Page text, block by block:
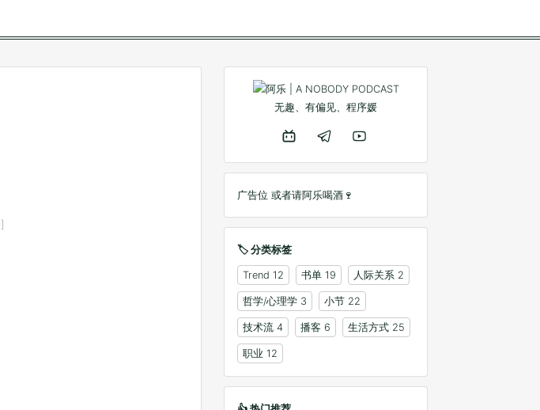
无趣、有偏见、程序媛
广告位 或者请阿乐喝酒🍷
🏷️ 分类标签
Trend 12 书单 19 人际关系 2
哲学/心理学 3 小节 22
技术流 4 播客 6 生活方式 25
职业 12